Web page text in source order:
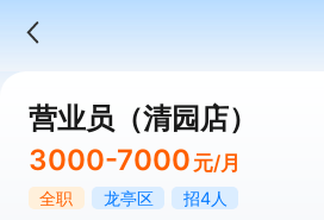
营业员（清园店）
3000-7000 元/月
全职 龙亭区
招4人